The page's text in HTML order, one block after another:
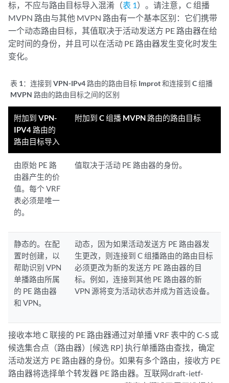
标，不应与路由目标导入混淆（表 1）。请注意，C 组播
MVPN 路由与其他 MVPN 路由有一个基本区别：它们携带
一个动态路由目标，其值取决于活动发送方 PE 路由器在给
定时间的身份，并且可以在活动 PE 路由器发生变化时发生
变化。
表 1： 连接到 VPN-IPv4 路由的路由目标 Improt 和连接到 C 组播
MVPN 路由的路由目标之间的区别
附加到 VPN-
IPV4 路由的
路由目标导入
附加到 C 组播 MVPN 路由的路由目标
由原始 PE 路
由器产生的价
值。每个 VRF
表必须是唯一
的。
值取决于活动 PE 路由器的身份。
静态的。在配
置时创建，以
帮助识别 VPN
单播路由所属
的 PE 路由器
和 VPN。
动态，因为如果活动发送方 PE 路由器发
生更改，则连接到 C 组播路由的路由目标
必须更改为新的发送方 PE 路由器的目
标。例如，连接到其他 PE 路由器的新
VPN 源将变为活动状态并成为首选设备。
接收本地 C 联接的 PE 路由器通过对单播 VRF 表中的 C-S 或
候选集合点（路由器）[候选 RP] 执行单播路由查找，确定
活动发送方 PE 路由器的身份。如果有多个路由，接收方 PE
路由器将选择单个转发器 PE 路由器。互联网draft-ietf-